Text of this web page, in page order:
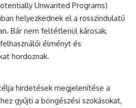
Unwanted Programs)
helyezkednek el a rosszindulatú
Bár nem feltétlenül károsak,
élményt és
hordoznak.
hirdetések megjelenítése a
gyűjti a böngészési szokásokat,